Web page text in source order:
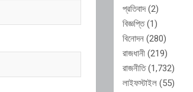
প্রতিবাদ(2)
বিজ্ঞপ্তি(1)
বিনোদন (280)
রাজধানী (219)
রাজনীতি(1,732)
লাইফস্টাইল (55)